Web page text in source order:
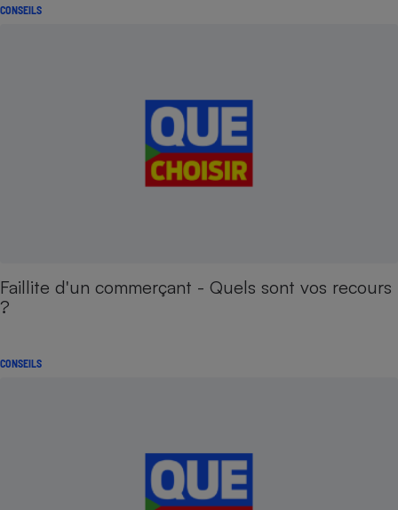
CONSEILS
Faillite d'un commerçant - Quels sont vos recours
?
CONSEILS